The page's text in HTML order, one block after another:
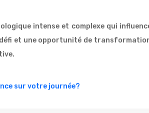
intense et complexe qui
et une opportunité de
sur votre journée?